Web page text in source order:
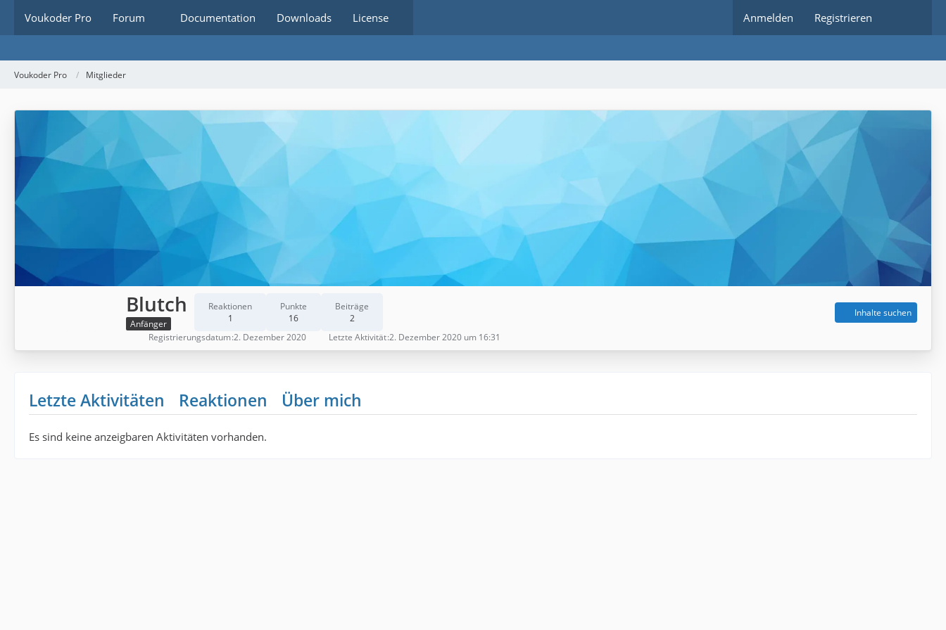
Voukoder Pro Forum Documentation Downloads License Anmelden Registrieren
Voukoder Pro Mitglieder
Blutch
Anfänger
Reaktionen
1
Punkte
16
Beiträge
2
Inhalte suchen
Registrierungsdatum 2. Dezember 2020 Letzte Aktivität 2. Dezember 2020 um 16:31
Letzte Aktivitäten Reaktionen Über mich
Es sind keine anzeigbaren Aktivitäten vorhanden.